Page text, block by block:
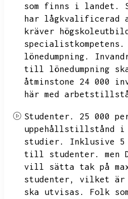
som finns i landet.
har lågkvalificerad
kräver
specialistkompetens.
lönedumpning.
till lönedumpning
åtminstone 24 000
här med
Studenter. 25 000
uppehållstillstånd i
studier.
Inklusive 5
till studenter.
men
vill sätta tak på
studenter,
vilket är
ska utvisas.
Folk